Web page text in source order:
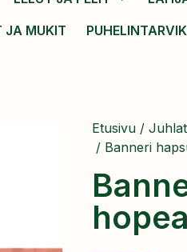
JA MUKIT
Etusivu /
/ Banneri